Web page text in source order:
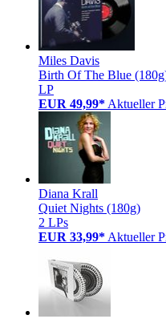
Miles Davis
Birth Of The Blue
LP
EUR 49,99* Aktueller
Diana Krall
Quiet Nights (180g)
2 LPs
EUR 33,99* Aktueller